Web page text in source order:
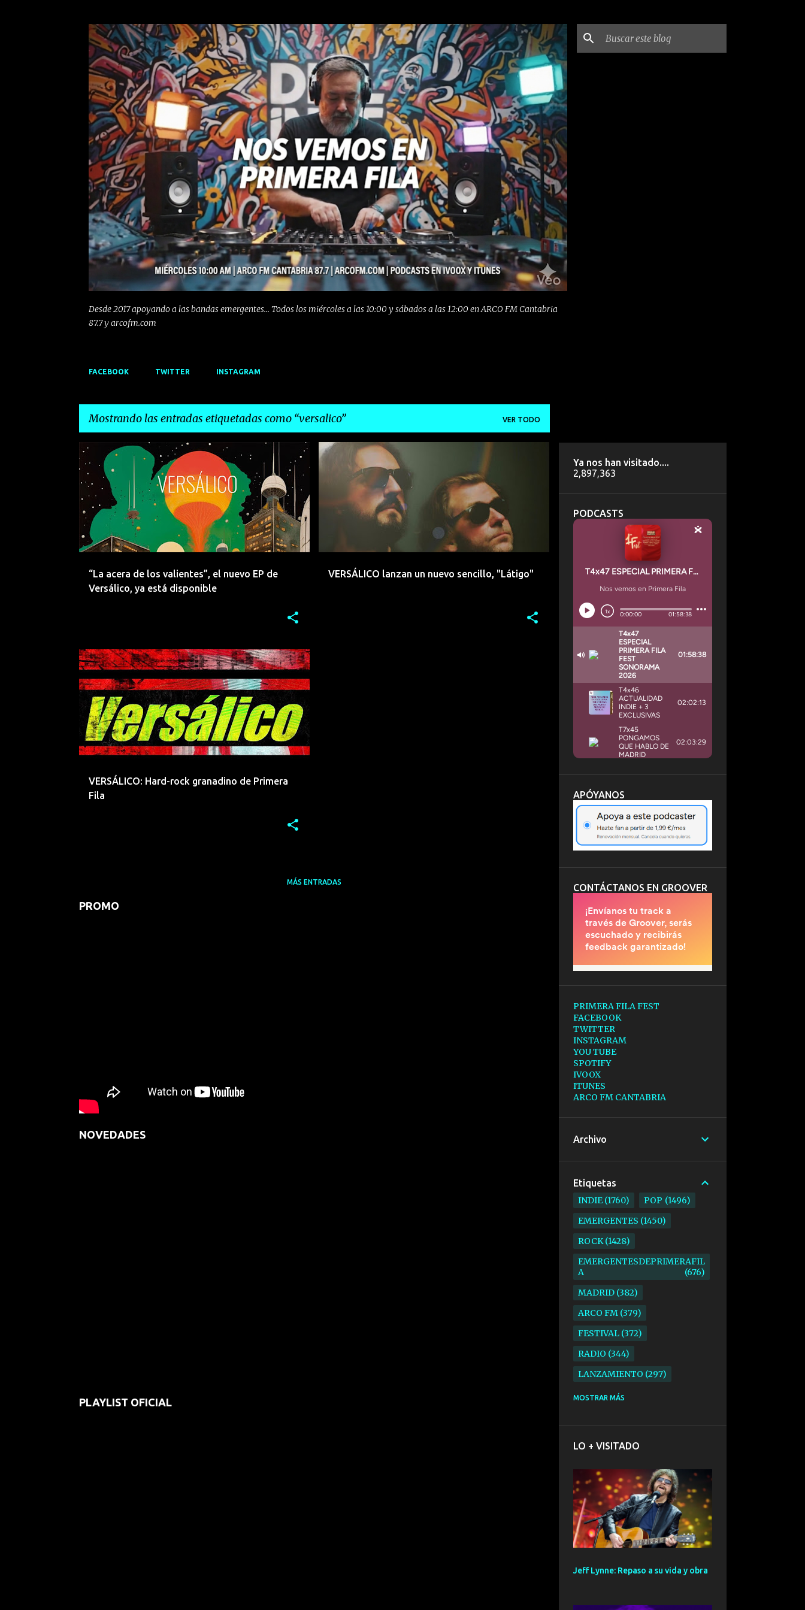
Desde 2017 apoyando a las bandas emergentes... Todos los miércoles a las 10:00 y sábados a las 12:00 en ARCO FM Cantabria
87.7 y arcofm.com
FACEBOOK TWITTER INSTAGRAM
Mostrando las entradas etiquetadas como versalico VER TODO
E
n
t
r
a
d
“La acera de los valientes”, el nuevo EP de
Versálico, ya está disponible
EMERGENTES EMERGENTESDEPRIMERAFILA 1
VERSÁLICO lanzan un nuevo sencillo, "Látigo"
GRANADA HARD ROCK
VERSALICO
VERSÁLICO: Hard-rock granadino de Primera
Fila
GRANADA HARD ROCK ROCK VERSALICO
MÁS ENTRADAS
PROMO
NOVEDADES
PLAYLIST OFICIAL
Ya nos han visitado....
2,897,363
PODCASTS
APÓYANOS
CONTÁCTANOS EN GROOVER
PRIMERA FILA FEST
FACEBOOK
TWITTER
INSTAGRAM
YOU TUBE
SPOTIFY
IVOOX
ITUNES
ARCO FM CANTABRIA
Archivo
Etiquetas
INDIE 1760 POP 1496
EMERGENTES 1450
ROCK 1428
EMERGENTESDEPRIMERAFIL
A
676
MADRID 382
ARCO FM 379
FESTIVAL 372
RADIO 344
LANZAMIENTO 297
ELECTRONICA
BARCELONA 191
ELECTROINDIE 189
PRIMERA FILA FEST
188
ELECTROPOP 185
PUNK
MOSTRAR MÁS
LO + VISITADO
Jeff Lynne: Repaso a su vida y obra